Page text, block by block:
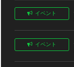
イベント
イベント